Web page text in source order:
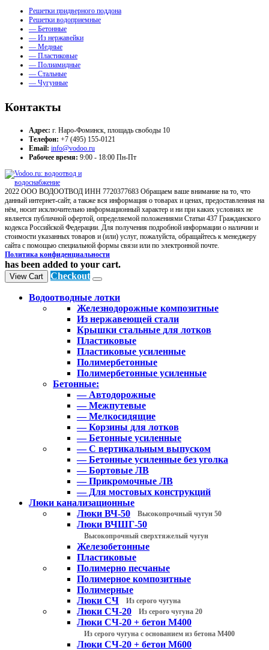
Решетки придверного поддона
Решетки водоприемные
— Бетонные
— Из нержавейки
— Медные
— Пластиковые
— Полиамидные
— Стальные
— Чугунные
Контакты
Адрес: г. Наро-Фоминск, площадь свободы 10
Телефон: +7 (495) 155-0121
Email: info@vodoo.ru
Рабочее время: 9:00 - 18:00 Пн-Пт
2022 ООО ВОДООТВОД ИНН 7720377683 Обращаем ваше внимание на то, что
данный интернет-сайт, а также вся информация о товарах и ценах, предоставленная на
нём, носит исключительно информационный характер и ни при каких условиях не
является публичной офертой, определяемой положениями Статьи 437 Гражданского
кодекса Российской Федерации. Для получения подробной информации о наличии и
стоимости указанных товаров и (или) услуг, пожалуйста, обращайтесь к менеджеру
сайта с помощью специальной формы связи или по электронной почте.
Политика конфиденциальности
has been added to your cart.
View Cart Checkout
Водоотводные лотки
Железнодорожные композитные
Из нержавеющей стали
Крышки стальные для лотков
Пластиковые
Пластиковые усиленные
Полимербетонные
Полимербетонные усиленные
Бетонные:
— Автодорожные
— Межпутевые
— Мелкосидящие
— Корзины для лотков
— Бетонные усиленные
— С вертикальным выпуском
— Бетонные усиленные без уголка
— Бортовые ЛВ
— Прикромочные ЛВ
— Для мостовых конструкций
Люки канализационные
Люки ВЧ-50
Высокопрочный чугун 50
Люки ВЧШГ-50
Высокопрочный сверхтяжелый чугун
Железобетонные
Пластиковые
Полимерно песчаные
Полимерное композитные
Полимерные
Люки СЧ
Из серого чугуна
Люки СЧ-20 Из серого чугуна 20
Люки СЧ-20 + бетон М400
Из серого чугуна с основанием из бетона М400
Люки СЧ-20 + бетон М600